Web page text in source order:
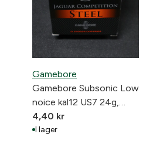
Gamebore
Gamebore Subsonic Low
noice kal12 US7 24g,
65mm
4,40 kr
I lager